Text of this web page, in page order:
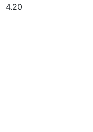
4.20